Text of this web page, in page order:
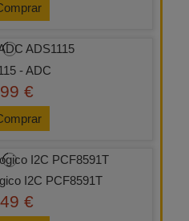
- ADC
€
I2C PCF8591T
€